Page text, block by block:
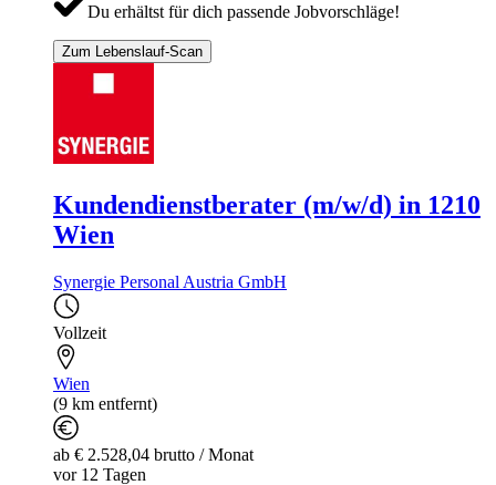
Du erhältst für dich passende Jobvorschläge!
Zum Lebenslauf-Scan
Kundendienstberater (m/w/d) in 1210
Wien
Synergie Personal Austria GmbH
Vollzeit
Wien
(9 km entfernt)
ab € 2.528,04 brutto / Monat
vor 12 Tagen